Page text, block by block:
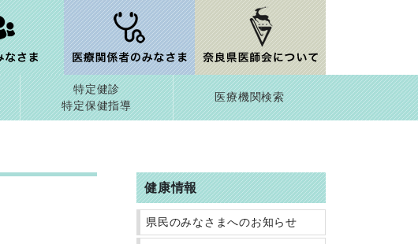
特定健診
特定保健指導
医療機関検索
健康情報
県民のみなさまへのお知らせ